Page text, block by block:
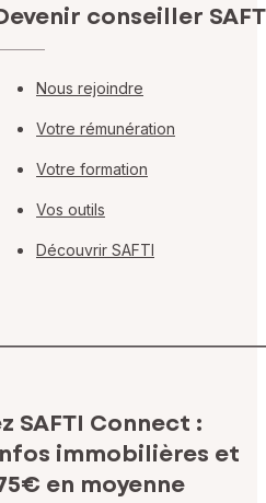
conseiller
Nous rejoindre
Votre rémunération
Votre formation
Vos outils
Découvrir SAFTI
SAFTI Connect :
immobilières et
en moyenne